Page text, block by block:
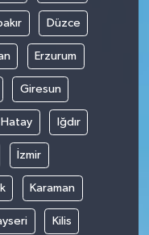
Düzce
Erzurum
Giresun
Hatay Iğdır
İzmir
Karaman
Kilis